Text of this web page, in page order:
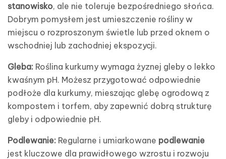
stanowisko, ale nie toleruje bezpośredniego słońca.
Dobrym pomysłem jest umieszczenie rośliny w
miejscu o rozproszonym świetle lub przed oknem o
wschodniej lub zachodniej ekspozycji.
Gleba: Roślina kurkumy wymaga żyznej gleby o lekko
kwaśnym pH. Możesz przygotować odpowiednie
podłoże dla kurkumy, mieszając glebę ogrodową z
kompostem i torfem, aby zapewnić dobrą strukturę
gleby i odpowiednie pH.
Podlewanie: Regularne i umiarkowane podlewanie
jest kluczowe dla prawidłowego wzrostu i rozwoju